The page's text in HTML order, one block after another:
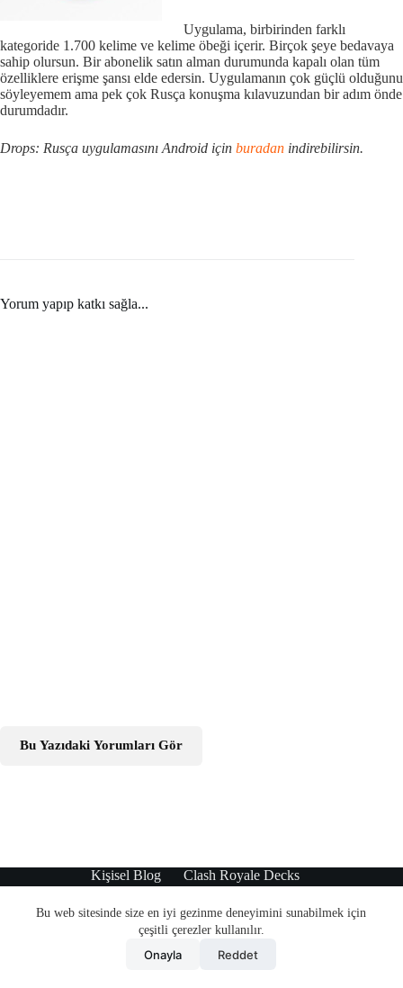
Bu web sitesinde size en iyi gezinme deneyimini sunabilmek için
çeşitli çerezler kullanılır.
Onayla Reddet
Uygulama, birbirinden farklı
kategoride 1.700 kelime ve kelime öbeği içerir. Birçok şeye bedavaya
sahip olursun. Bir abonelik satın alman durumunda kapalı olan tüm
özelliklere erişme şansı elde edersin. Uygulamanın çok güçlü olduğunu
söyleyemem ama pek çok Rusça konuşma kılavuzundan bir adım önde
durumdadır.
Drops: Rusça uygulamasını Android için buradan indirebilirsin.
Yorum yapıp katkı sağla...
Bu Yazıdaki Yorumları Gör
Kişisel Blog
Clash Royale Decks
Teknoloji Haberleri
WordPress Tema
© 2010 - 2022 Grisayfalar | Lütfen içerikleri kullanırken aktif